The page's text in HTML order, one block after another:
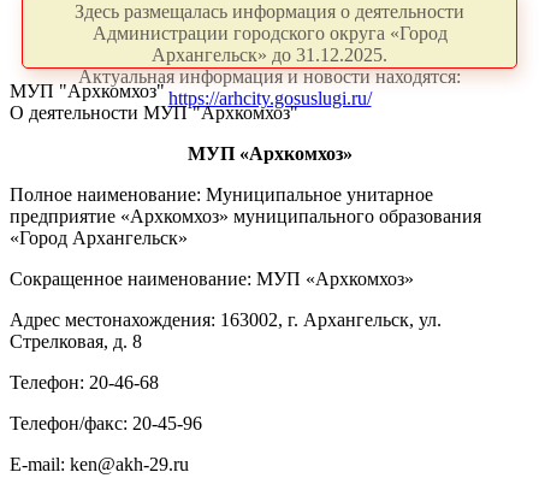
Здесь размещалась информация о деятельности
Администрации городского округа «Город
Архангельск» до 31.12.2025.
Актуальная информация и новости находятся:
https://arhcity.gosuslugi.ru/
МУП "Архкомхоз"
О деятельности МУП "Архкомхоз"
МУП «Архкомхоз»
Полное наименование: Муниципальное унитарное
предприятие «Архкомхоз» муниципального образования
«Город Архангельск»
Сокращенное наименование: МУП «Архкомхоз»
Адрес местонахождения: 163002, г. Архангельск, ул.
Стрелковая, д. 8
Телефон: 20-46-68
Телефон/факс: 20-45-96
E-mail: ken@akh-29.ru